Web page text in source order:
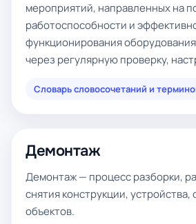
мероприятий, направленных на
работоспособности и
функционирования
через регулярную проверку,
Словарь словосочетаний и
Демонтаж
Демонтаж — процесс разборки,
снятия конструкции, устройства,
объектов.